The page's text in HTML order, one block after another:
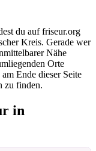
du auf friseur.org
Kreis. Gerade wer
Nähe
Orte
Ende dieser Seite
zu finden.
in